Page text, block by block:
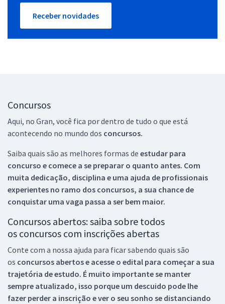
Receber novidades
Concursos
Aqui, no Gran, você fica por dentro de tudo o que está
acontecendo no mundo dos concursos.
Saiba quais são as melhores formas de estudar para
concurso e comece a se preparar o quanto antes. Com
muita dedicação, disciplina e uma ajuda de profissionais
experientes no ramo dos concursos, a sua chance de
conquistar uma vaga passa a ser bem maior.
Concursos abertos: saiba sobre todos
os concursos com inscrições abertas
Conte com a nossa ajuda para ficar sabendo quais são
os concursos abertos e acesse o edital para começar a sua
trajetória de estudo. É muito importante se manter
sempre atualizado, isso porque um descuido pode lhe
fazer perder a inscrição e ver o seu sonho se distanciando